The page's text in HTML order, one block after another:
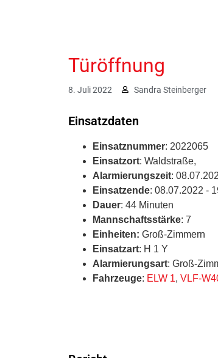
Türöffnung
8. Juli 2022 Sandra Steinberger
Einsatzdaten
Einsatznummer: 2022065
Einsatzort: Waldstraße,
Alarmierungszeit:
Einsatzende: 08.07.2022 -
Dauer: 44 Minuten
Mannschaftsstärke: 7
Einheiten: Groß-Zimmern
Einsatzart: H 1 Y
Alarmierungsart: Groß-
Fahrzeuge: ELW 1, VLF-